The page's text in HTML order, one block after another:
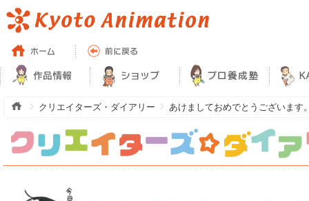
クリエイターズ・ダイアリー あけましておめでとうございます